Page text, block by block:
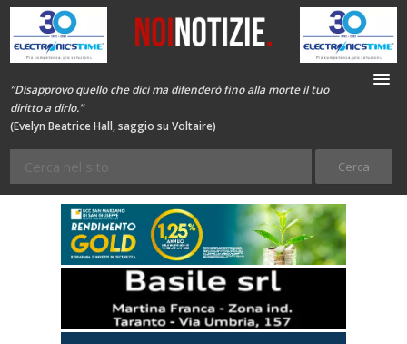
“Disapprovo quello che dici ma difenderò fino alla morte il tuo
diritto a dirlo.”
(Evelyn Beatrice Hall, saggio su Voltaire)